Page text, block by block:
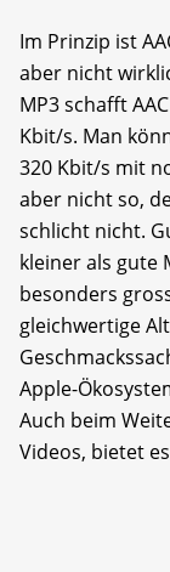
Im Prinzip ist
aber nicht
MP3 schafft
Kbit/s. Man
320 Kbit/s mit
aber nicht so,
schlicht nicht.
kleiner als gute
besonders
gleichwertige
Apple-
Auch beim
Videos, bietet